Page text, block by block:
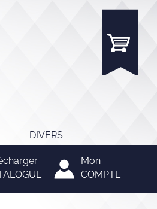
DIVERS
Mon
COMPTE